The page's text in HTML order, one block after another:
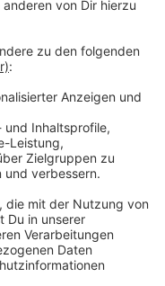
informiert.
Einen Renault
nur die
Ein Nissan
Feuerwehr
aus. Bei
Rückstände von
Renault